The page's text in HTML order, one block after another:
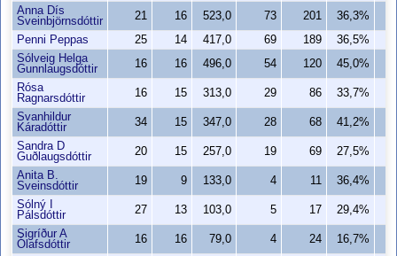
Anna Dís
Sveinbjörnsdóttir
21 16 523,0 73 201 36,3%
Penni Peppas
25 14 417,0 69 189 36,5%
Sólveig Helga
Gunnlaugsdóttir
16 16 496,0 54 120 45,0%
Rósa
Ragnarsdóttir
16 15 313,0 29 86 33,7%
Svanhildur
Káradóttir
34 15 347,0 28 68 41,2%
Sandra D
Guðlaugsdóttir
20 15 257,0 19 69
27,5%
Anita B.
Sveinsdóttir
19 9 133,0 4 11
36,4%
Sólný I
Pálsdóttir
27 13 103,0 5 17
29,4%
Sigríður A
Ólafsdóttir
16 16 79,0 4 24
16,7%